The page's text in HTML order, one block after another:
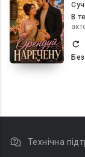
В
Технічна